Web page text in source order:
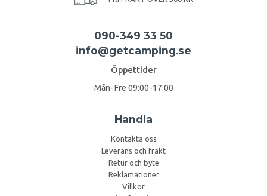
090-349 33 50
info@getcamping.se
Öppettider
Mån-Fre 09:00-17:00
Handla
Kontakta oss
Leverans och frakt
Retur och byte
Reklamationer
Villkor